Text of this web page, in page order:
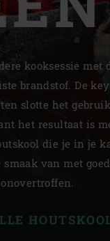
| Slovenija
| España
| Sverige
|
| Türkiye
kooksessie met
brandstof. De
slotte het
het resultaat is
die je in je
smaak van met